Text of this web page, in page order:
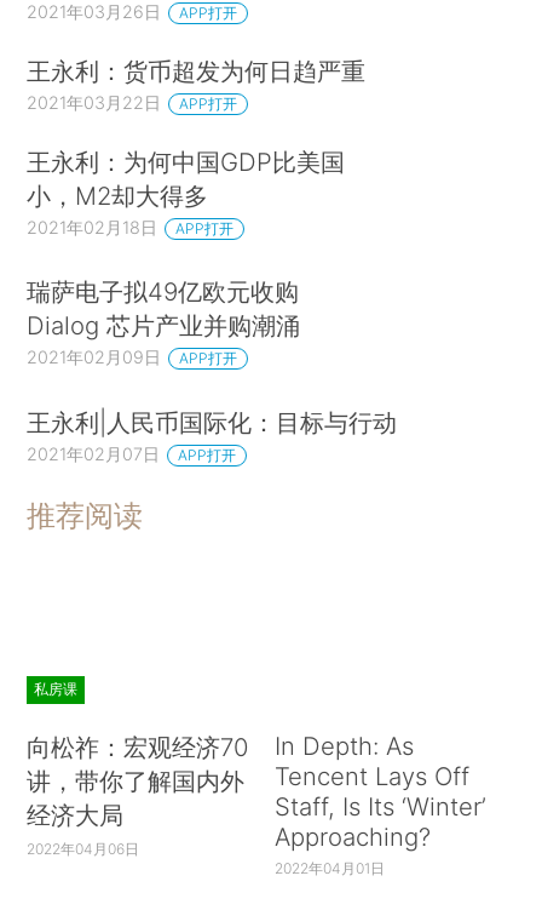
2021年03月26日 APP打开
王永利：货币超发为何日趋严重
2021年03月22日 APP打开
王永利：为何中国GDP比美国
小，M2却大得多
2021年02月18日 APP打开
瑞萨电子拟49亿欧元收购
Dialog 芯片产业并购潮涌
2021年02月09日 APP打开
王永利|人民币国际化：目标与行动
2021年02月07日 APP打开
推荐阅读
私房课
向松祚：宏观经济70
讲，带你了解国内外
经济大局
2022年04月06日
In Depth: As
Tencent Lays Off
Staff, Is Its ‘Winter’
Approaching?
2022年04月01日